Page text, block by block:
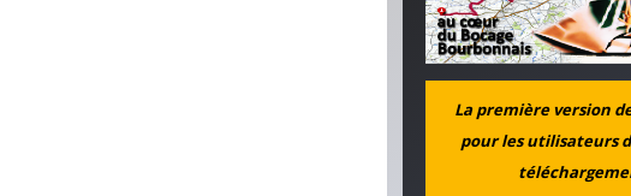
La première version
pour les utilisateurs